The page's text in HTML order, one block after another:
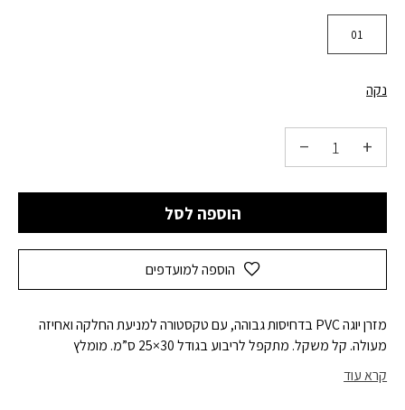
01
נקה
הוספה לסל
הוספה למועדפים
מזרן יוגה PVC בדחיסות גבוהה, עם טקסטורה למניעת החלקה ואחיזה
מעולה. קל משקל. מתקפל לריבוע בגודל 30×25 ס”מ. מומלץ
קרא עוד